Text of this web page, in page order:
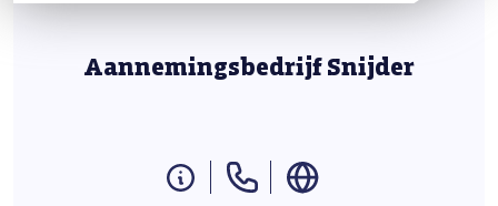
Aannemingsbedrijf Snijder